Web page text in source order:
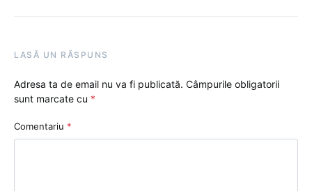
LASĂ UN RĂSPUNS
Adresa ta de email nu va fi publicată. Câmpurile obligatorii
sunt marcate cu *
Comentariu *